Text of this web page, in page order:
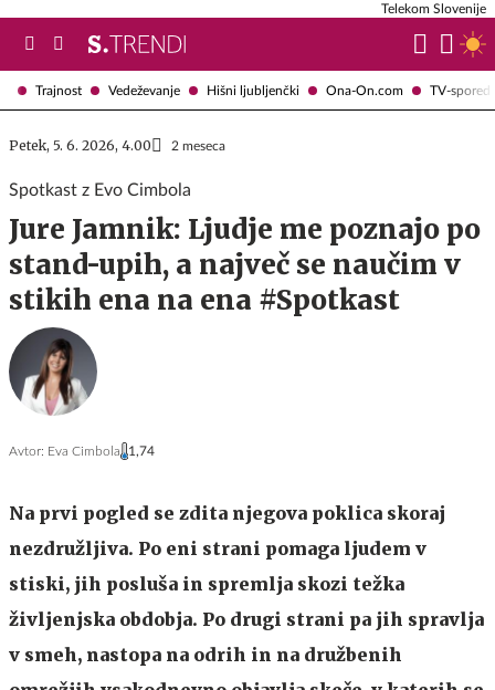
Trajnost Vedeževanje Hišni ljubljenčki Ona-On.com TV-spored
Telekom Slovenije
Petek, 5. 6. 2026, 4.00 2 meseca
Spotkast z Evo Cimbola
Jure Jamnik: Ljudje me poznajo po
stand-upih, a največ se naučim v
stikih ena na ena #Spotkast
Avtor: Eva Cimbola 1,74
Na prvi pogled se zdita njegova poklica skoraj
nezdružljiva. Po eni strani pomaga ljudem v
stiski, jih posluša in spremlja skozi težka
življenjska obdobja. Po drugi strani pa jih spravlja
v smeh, nastopa na odrih in na družbenih